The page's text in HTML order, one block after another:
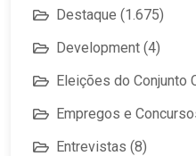
Destaque (1.675)
Development (4)
Eleições do Conjunto
Empregos e
Entrevistas (8)